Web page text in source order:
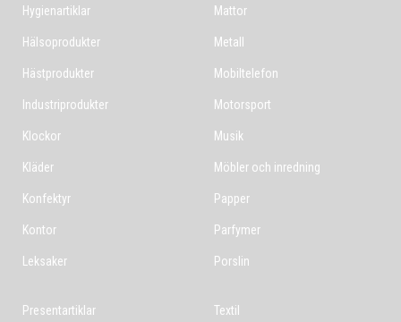
Hygienartiklar
Hälsoprodukter
Hästprodukter
Industriprodukter
Klockor
Kläder
Konfektyr
Kontor
Leksaker
Mattor
Metall
Mobiltelefon
Motorsport
Musik
Möbler och inredning
Papper
Parfymer
Porslin
Presentartiklar Textil